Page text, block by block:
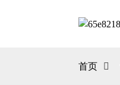
首页